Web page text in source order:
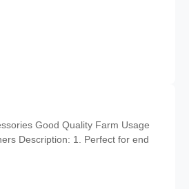
Good Quality Farm Usage
Description: 1. Perfect for end